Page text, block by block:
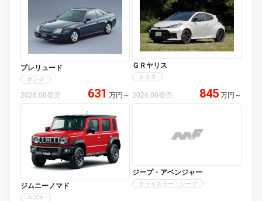
プレリュード
ホンダ
2026.08発売 631 万円 ～
ＧＲヤリス
トヨタ
2026.08発売 845 万円 ～
ジムニーノマド
スズキ
ジープ・アベンジャー
クライスラー・ジープ